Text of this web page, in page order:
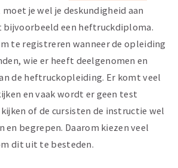
je wel je deskundigheid aan
bijvoorbeeld een heftruckdiploma.
te registreren wanneer de opleiding
wie er heeft deelgenomen en
de heftruckopleiding. Er komt veel
en vaak wordt er geen test
of de cursisten de instructie wel
en begrepen. Daarom kiezen veel
dit uit te besteden.